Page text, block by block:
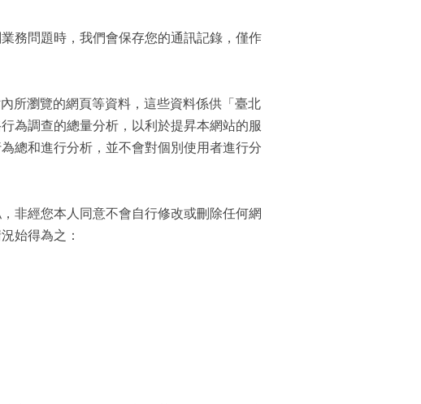
務問題時，我們會保存您的通訊記錄，僅作
所瀏覽的網頁等資料，這些資料係供「臺北
為調查的總量分析，以利於提昇本網站的服
總和進行分析，並不會對個別使用者進行分
非經您本人同意不會自行修改或刪除任何網
始得為之：